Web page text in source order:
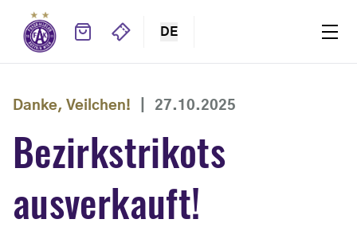
DE
Danke, Veilchen! 27.10.2025
Bezirkstrikots
ausverkauft!